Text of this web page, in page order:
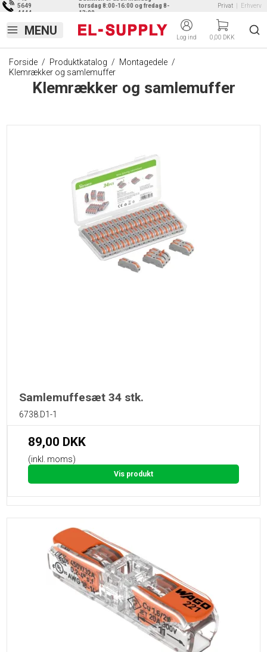
5649
4444
torsdag 8:00-16:00 og fredag 8-
13:00
Privat Erhverv
Log ind 0,00 DKK
Forside / Produktkatalog / Montagedele /
Klemrækker og samlemuffer
Klemrækker og samlemuffer
Samlemuffesæt 34 stk.
6738.D1-1
89,00 DKK
(inkl. moms)
Vis produkt